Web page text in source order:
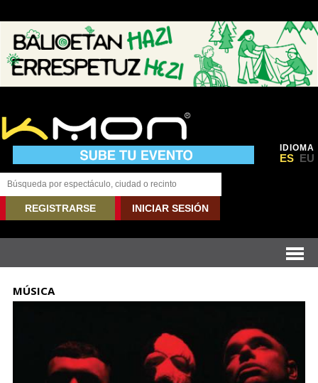
IDIOMA
ES EU
REGISTRARSE INICIAR SESIÓN
MÚSICA